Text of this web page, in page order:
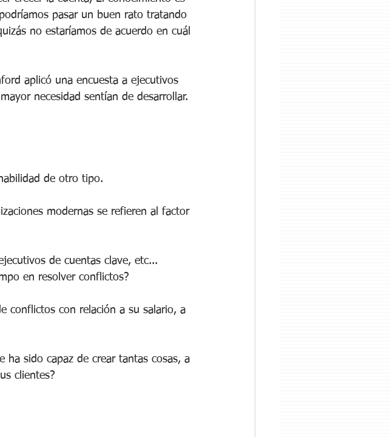
pasar un buen rato tratando
no estaríamos de acuerdo en cuál
aplicó una encuesta a ejecutivos
necesidad sentían de desarrollar.
de otro tipo.
modernas se refieren al factor
de cuentas clave, etc...
en resolver conflictos?
conflictos con relación a su salario, a
ha sido capaz de crear tantas cosas, a
clientes?